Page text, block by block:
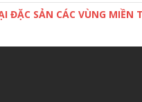
ĐẶC SẢN CÁC VÙNG